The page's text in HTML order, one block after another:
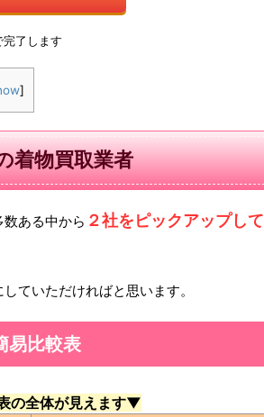
了します
]
着物買取業者
ある中から ２社をピックアップして
ていただければと思います。
易比較表
の全体が見えます▼